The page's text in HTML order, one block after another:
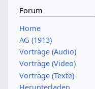
Forum
Home
AG (1913)
Vorträge (Audio)
Vorträge (Video)
Vorträge (Texte)